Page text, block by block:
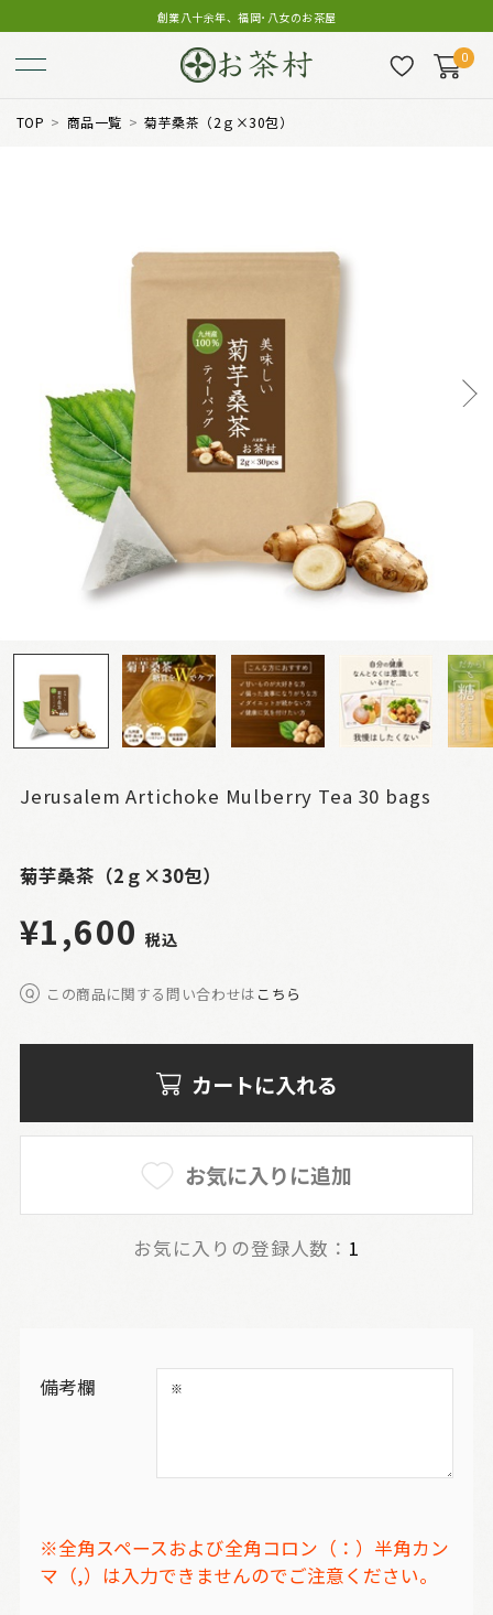
創業八十余年、福岡･八女のお茶屋
0
TOP 商品一覧 菊芋桑茶（2ｇ×30包）
Jerusalem Artichoke Mulberry Tea 30 bags
菊芋桑茶（2ｇ×30包）
¥1,600 税込
この商品に関する問い合わせは こちら
カートに入れる
お気に入りに追加
お気に入りの登録人数： 1
備考欄
※全角スペースおよび全角コロン（：）半角カン
マ（,）は入力できませんのでご注意ください。